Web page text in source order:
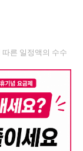
른 일정액의 수수